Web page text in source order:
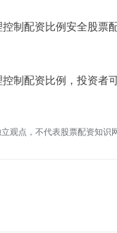
制配资比例安全股票
制配资比例，投资者
观点，不代表股票配资知识